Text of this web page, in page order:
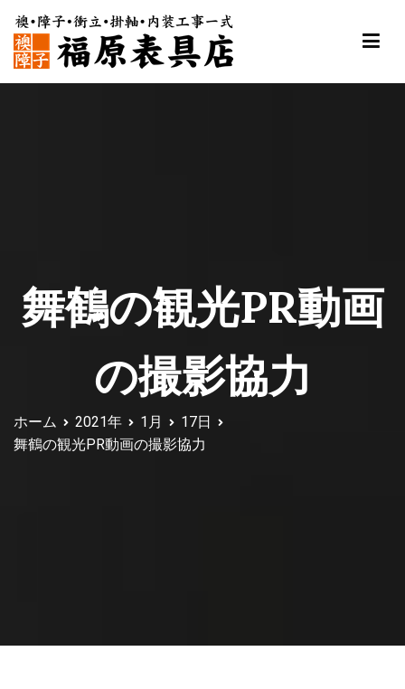
福原表具店
舞鶴の観光PR動画
の撮影協力
ホーム 2021年 1月
17日
舞鶴の観光PR動画の撮影協力